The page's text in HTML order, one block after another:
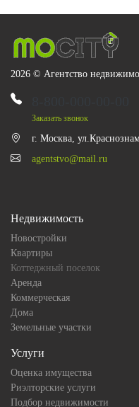
2026 © Агентство
Заказать звонок
г. Москва,
agentstvo@mail.ru
Недвижимость
Новостройки
Квартиры
Коттеджный поселок
Аренда
Коммерческая
Дома
Земельные участки
Услуги
Оценка имущества
Риэлторские услуги
Подбор недвижимости